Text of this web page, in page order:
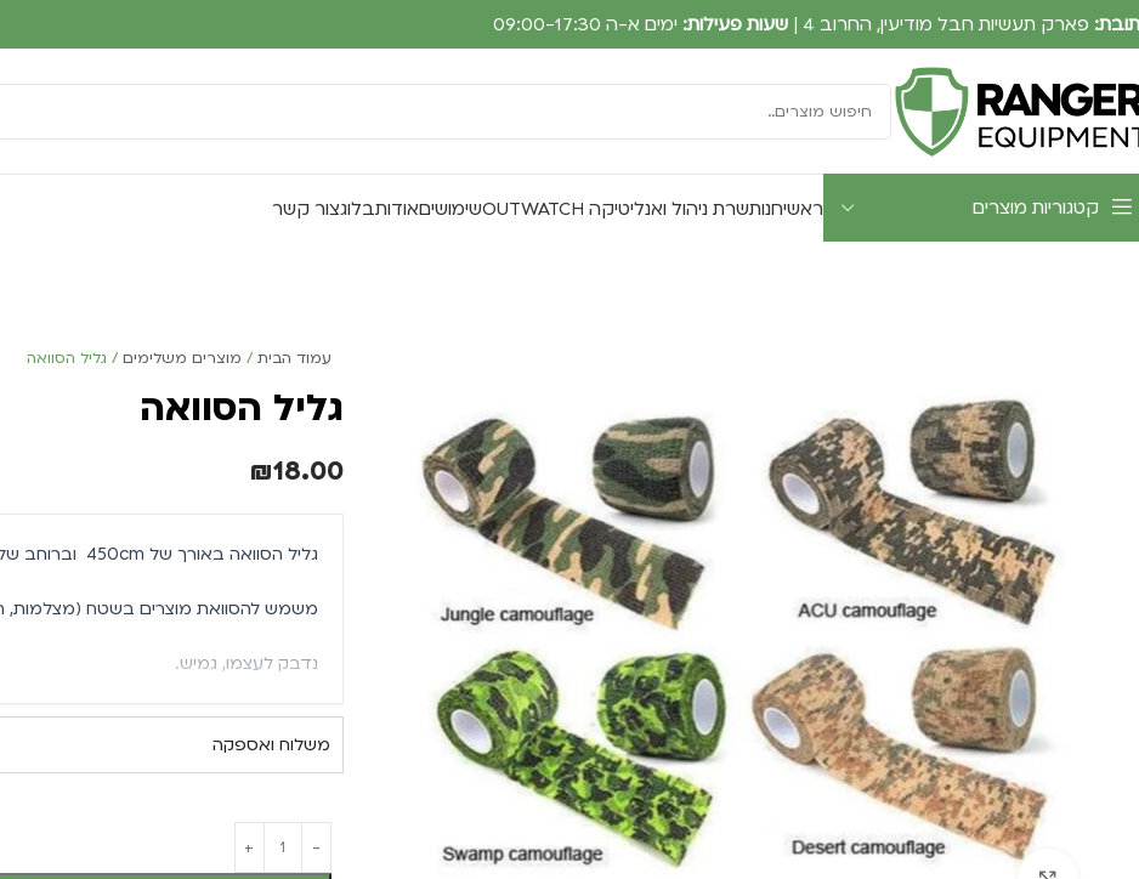
פארק תעשיות חבל מודיעין, החרוב 4 | שעות פעילות: ימים א-ה 09:00-17:30
קטגוריות מוצרים ראשיחנותשרת ניהול ואנליטיקה OUTWATCH שימושיםאודותבלוגצור קשר
עמוד הבית מוצרים משלימים גליל הסוואה
גליל הסוואה
₪18.00
גליל הסוואה באורך של 450cm וברוחב של 5cm .
משמש להסוואת מוצרים בשטח (מצלמות,
נדבק לעצמו, גמיש.
משלוח ואספקה